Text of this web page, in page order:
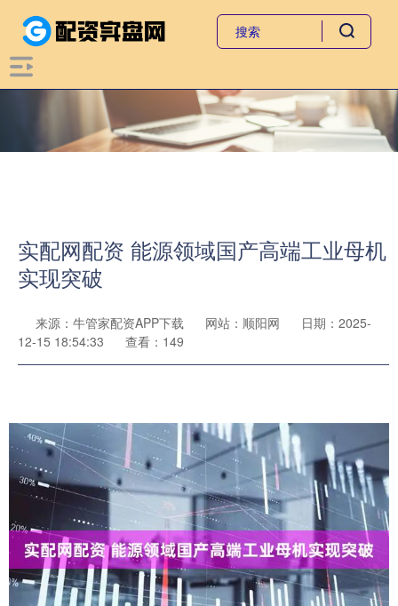
实配网配资 能源领域国产高端工业母机
实现突破
来源：牛管家配资APP下载 网站：顺阳网
日期：2025-
12-15 18:54:33
查看：149